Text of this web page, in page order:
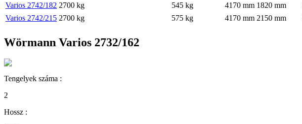
Varios 2742/182 2700 kg 545 kg 4170 mm 1820 mm
Varios 2742/215 2700 kg 575 kg 4170 mm 2150 mm
Wörmann Varios 2732/162
Tengelyek száma :
2
Hossz :